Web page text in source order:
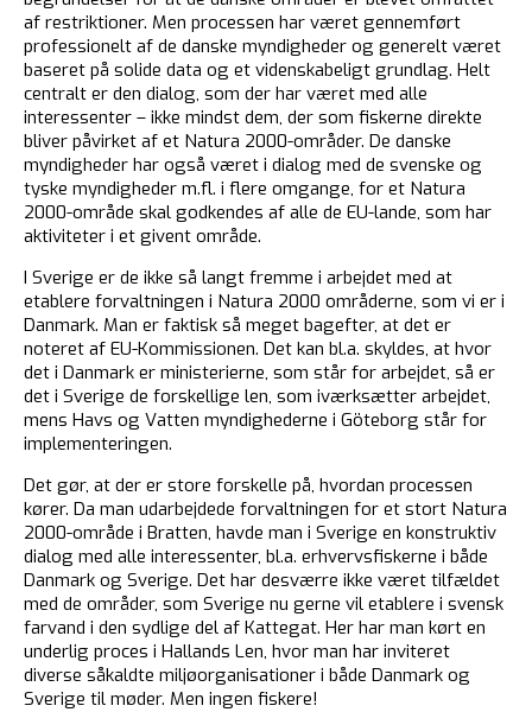
af restriktioner. Men processen har været gennemført
professionelt af de danske myndigheder og generelt været
baseret på solide data og et videnskabeligt grundlag. Helt
centralt er den dialog, som der har været med alle
interessenter – ikke mindst dem, der som fiskerne direkte
bliver påvirket af et Natura 2000-områder. De danske
myndigheder har også været i dialog med de svenske og
tyske myndigheder m.fl. i flere omgange, for et Natura
2000-område skal godkendes af alle de EU-lande, som har
aktiviteter i et givent område.
I Sverige er de ikke så langt fremme i arbejdet med at
etablere forvaltningen i Natura 2000 områderne, som vi er i
Danmark. Man er faktisk så meget bagefter, at det er
noteret af EU-Kommissionen. Det kan bl.a. skyldes, at hvor
det i Danmark er ministerierne, som står for arbejdet, så er
det i Sverige de forskellige len, som iværksætter arbejdet,
mens Havs og Vatten myndighederne i Göteborg står for
implementeringen.
Det gør, at der er store forskelle på, hvordan processen
kører. Da man udarbejdede forvaltningen for et stort Natura
2000-område i Bratten, havde man i Sverige en konstruktiv
dialog med alle interessenter, bl.a. erhvervsfiskerne i både
Danmark og Sverige. Det har desværre ikke været tilfældet
med de områder, som Sverige nu gerne vil etablere i svensk
farvand i den sydlige del af Kattegat. Her har man kørt en
underlig proces i Hallands Len, hvor man har inviteret
diverse såkaldte miljøorganisationer i både Danmark og
Sverige til møder. Men ingen fiskere!